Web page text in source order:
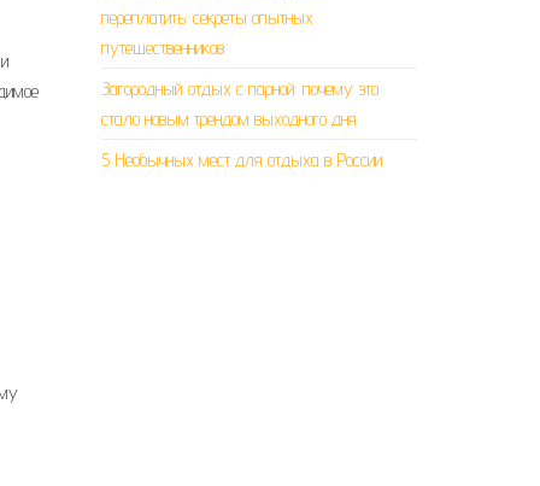
переплатить: секреты опытных
путешественников
Загородный отдых с парной: почему это
стало новым трендом выходного дня
5 Необычных мест для отдыха в России